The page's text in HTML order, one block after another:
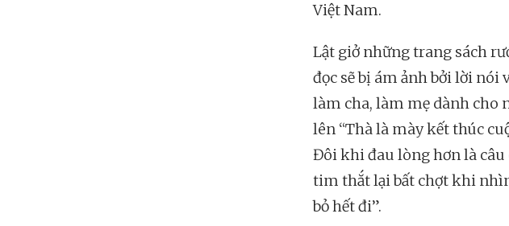
Việt Nam.
Lật giở những trang sách
đọc sẽ bị ám ảnh bởi lời
làm cha, làm mẹ dành cho
lên “Thà là mày kết thúc
Đôi khi đau lòng hơn là câu
tim thắt lại bất chợt khi
bỏ hết đi”.